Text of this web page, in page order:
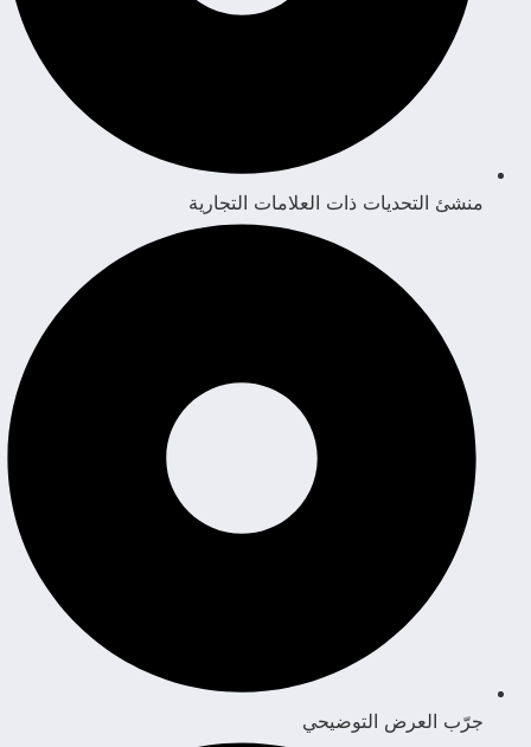
منشئ التحديات ذات العلامات التجارية
جرّب العرض التوضيحي